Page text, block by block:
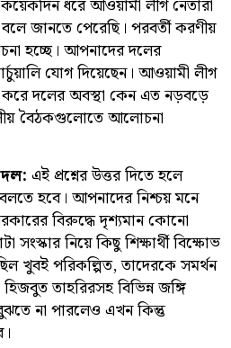
ধরে আওয়ামী লীগ নেতারা
জানতে পেরেছি। পরবর্তী করণীয়
হচ্ছে। আপনাদের দলের
যোগ দিয়েছেন। আওয়ামী লীগ
দলের অবস্থা কেন এত নড়বড়ে
বৈঠকগুলোতে আলোচনা
এই প্রশ্নের উত্তর দিতে হলে
হবে। আপনাদের নিশ্চয় মনে
বিরুদ্ধে দৃশ্যমান কোনো
নিয়ে কিছু শিক্ষার্থী বিক্ষোভ
খুবই পরিকল্পিত, তাদেরকে সমর্থন
তাহরিরসহ বিভিন্ন জঙ্গি
না পারলেও এখন কিন্তু